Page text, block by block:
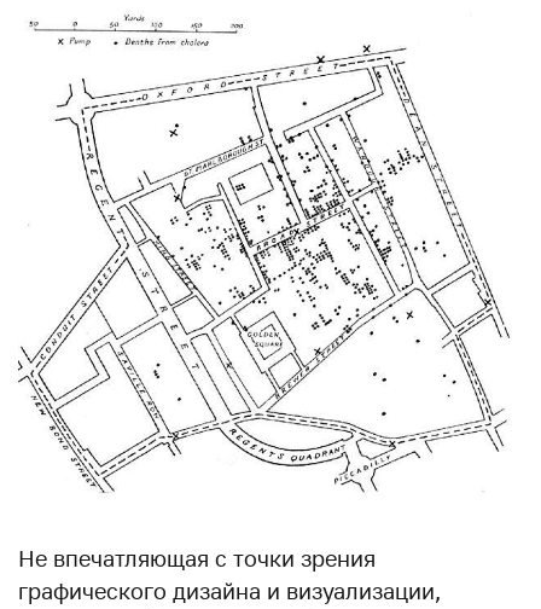
Не впечатляющая с точки зрения
графического дизайна и визуализации,